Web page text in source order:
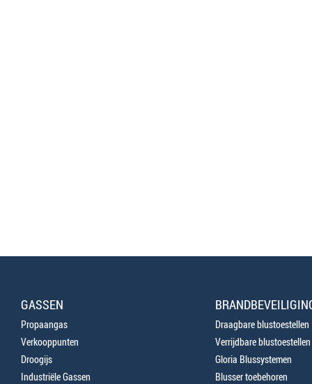
GASSEN
Propaangas
Verkooppunten
Droogijs
Industriële Gassen
Draagbare blustoestellen
Verrijdbare blustoestellen
Gloria Blussystemen
Blusser toebehoren